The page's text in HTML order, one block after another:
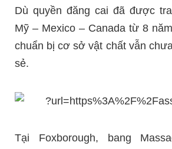
Dù quyền đăng cai đã được
Mỹ – Mexico – Canada từ 8
chuẩn bị cơ sở vật chất vẫn
sẻ.
Tại Foxborough, bang